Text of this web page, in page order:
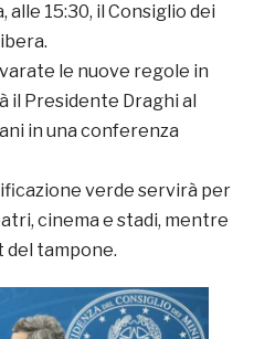
alle 15:30, il Consiglio dei
le nuove regole in
il Presidente Draghi al
in una conferenza
verde servirà per
cinema e stadi, mentre
tampone.